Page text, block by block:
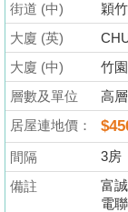
置
業
手
冊
關
於
我
們
街道 (中)
穎
大廈 (英)
大廈 (中)
竹
層數及單位
高層
居屋連地價：
間隔
3房
備註
富
電